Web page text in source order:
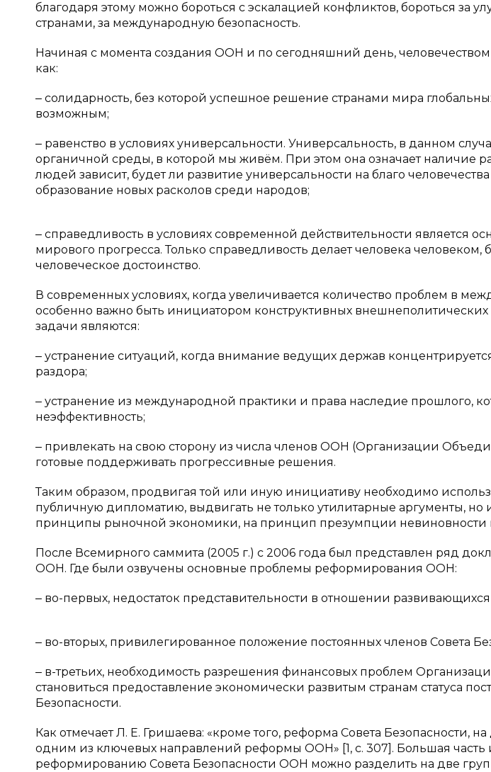
благодаря этому можно бороться с эскалацией конфликтов, бороться за
странами, за международную безопасность.
Начиная с момента создания ООН и по сегодняшний день, человечеством
как:
‒ солидарность, без которой успешное решение странами мира
возможным;
‒ равенство в условиях универсальности. Универсальность, в данном
органичной среды, в которой мы живём. При этом она означает наличие
людей зависит, будет ли развитие универсальности на благо
образование новых расколов среди народов;
‒ справедливость в условиях современной действительности является
мирового прогресса. Только справедливость делает человека человеком,
человеческое достоинство.
В современных условиях, когда увеличивается количество проблем в
особенно важно быть инициатором конструктивных
задачи являются:
‒ устранение ситуаций, когда внимание ведущих держав
раздора;
‒ устранение из международной практики и права наследие прошлого,
неэффективность;
‒ привлекать на свою сторону из числа членов ООН (Организации
готовые поддерживать прогрессивные решения.
Таким образом, продвигая той или иную инициативу необходимо
публичную дипломатию, выдвигать не только утилитарные аргументы, но
принципы рыночной экономики, на принцип презумпции невиновности
После Всемирного саммита (2005 г.) с 2006 года был представлен ряд
ООН. Где были озвучены основные проблемы реформирования ООН:
‒ во-первых, недостаток представительности в отношении развивающихся
‒ во-вторых, привилегированное положение постоянных членов Совета
‒ в-третьих, необходимость разрешения финансовых проблем
становиться предоставление экономически развитым странам статуса
Безопасности.
Как отмечает Л. Е. Гришаева: «кроме того, реформа Совета Безопасности,
одним из ключевых направлений реформы ООН» [1, с. 307]. Большая
реформированию Совета Безопасности ООН можно разделить на две